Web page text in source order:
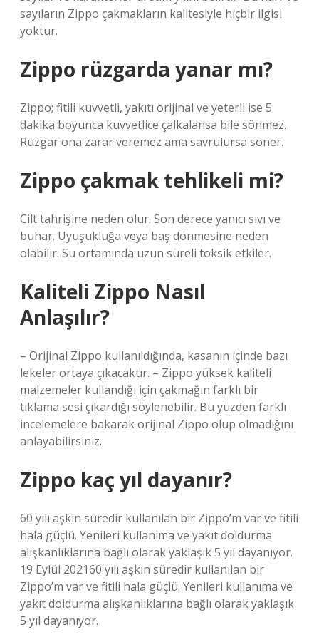
sayıların Zippo çakmakların kalitesiyle hiçbir ilgisi
yoktur.
Zippo rüzgarda yanar mı?
Zippo; fitili kuvvetli, yakıtı orijinal ve yeterli ise 5
dakika boyunca kuvvetlice çalkalansa bile sönmez.
Rüzgar ona zarar veremez ama savrulursa söner.
Zippo çakmak tehlikeli mi?
Cilt tahrişine neden olur. Son derece yanıcı sıvı ve
buhar. Uyuşukluğa veya baş dönmesine neden
olabilir. Su ortamında uzun süreli toksik etkiler.
Kaliteli Zippo Nasıl
Anlaşılır?
– Orijinal Zippo kullanıldığında, kasanın içinde bazı
lekeler ortaya çıkacaktır. – Zippo yüksek kaliteli
malzemeler kullandığı için çakmağın farklı bir
tıklama sesi çıkardığı söylenebilir. Bu yüzden farklı
incelemelere bakarak orijinal Zippo olup olmadığını
anlayabilirsiniz.
Zippo kaç yıl dayanır?
60 yılı aşkın süredir kullanılan bir Zippo’m var ve fitili
hala güçlü. Yenileri kullanıma ve yakıt doldurma
alışkanlıklarına bağlı olarak yaklaşık 5 yıl dayanıyor.
19 Eylül 202160 yılı aşkın süredir kullanılan bir
Zippo’m var ve fitili hala güçlü. Yenileri kullanıma ve
yakıt doldurma alışkanlıklarına bağlı olarak yaklaşık
5 yıl dayanıyor.